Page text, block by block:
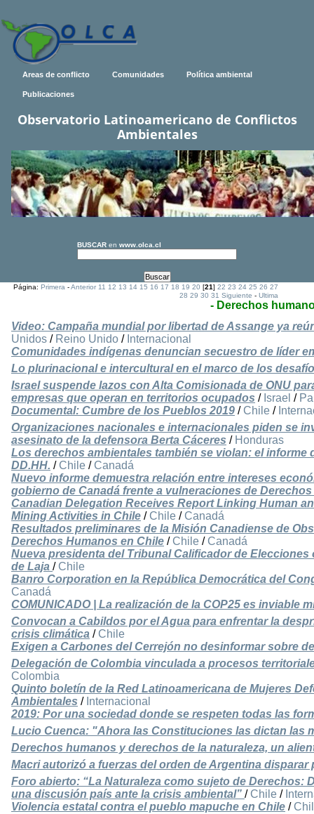
Areas de conflicto Comunidades Política ambiental
Publicaciones
Observatorio Latinoamericano de Conflictos
Ambientales
BUSCAR en www.olca.cl
Página:Primera -Anterior 11 12 13 14 15 16 17 18 19 20 [21]22 23 24 25 26 27
28 29 30 31 Siguiente -Ultima
- Derechos
Video: Campaña mundial por libertad de Assange ya
Unidos / Reino Unido / Internacional
Comunidades indígenas denuncian secuestro de líder
Lo plurinacional e intercultural en el marco de los
Israel suspende lazos con Alta Comisionada de ONU
empresas que operan en territorios ocupados / Israel /
Documental: Cumbre de los Pueblos 2019 / Chile /
Organizaciones nacionales e internacionales piden se
asesinato de la defensora Berta Cáceres / Honduras
Los derechos ambientales también se violan: el informe
DD.HH. / Chile / Canadá
Nuevo informe demuestra relación entre intereses
gobierno de Canadá frente a vulneraciones de
Canadian Delegation Receives Report Linking Human
Mining Activities in Chile / Chile / Canadá
Resultados preliminares de la Misión Canadiense de
Derechos Humanos en Chile / Chile / Canadá
Nueva presidenta del Tribunal Calificador de
de Laja / Chile
Banro Corporation en la República Democrática del
Canadá
COMUNICADO | La realización de la COP25 es inviable
Convocan a Cabildos por el Agua para enfrentar la
crisis climática / Chile
Exigen a Carbones del Cerrejón no desinformar sobre
Delegación de Colombia vinculada a procesos
Colombia
Quinto boletín de la Red Latinoamericana de Mujeres
Ambientales / Internacional
2019: Por una sociedad donde se respeten todas las
Lucio Cuenca: "Ahora las Constituciones las dictan las
Derechos humanos y derechos de la naturaleza, un
Macri autorizó a fuerzas del orden de Argentina disparar
Foro abierto: “La Naturaleza como sujeto de Derechos:
una discusión país ante la crisis ambiental” / Chile /
Violencia estatal contra el pueblo mapuche en Chile /